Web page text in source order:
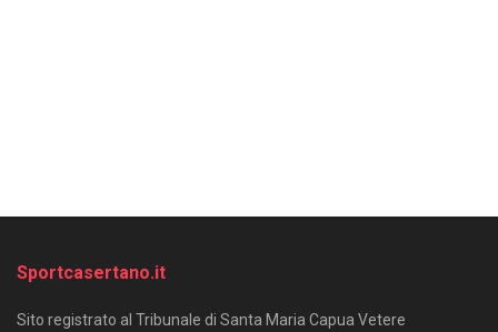
Sportcasertano.it
Sito registrato al Tribunale di Santa Maria Capua Vetere